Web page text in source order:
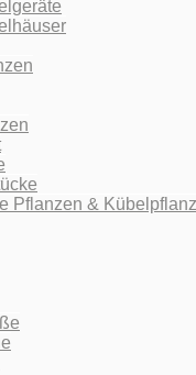
Pflanzen &